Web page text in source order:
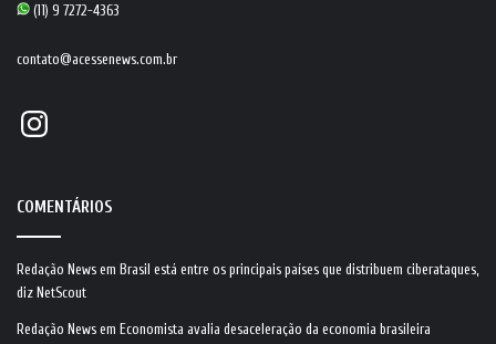
(11) 9 7272-4363
contato@acessenews.com.br
Instagram
COMENTÁRIOS
Redação News em Brasil está entre os principais países que distribuem ciberataques,
diz NetScout
Redação News em Economista avalia desaceleração da economia brasileira